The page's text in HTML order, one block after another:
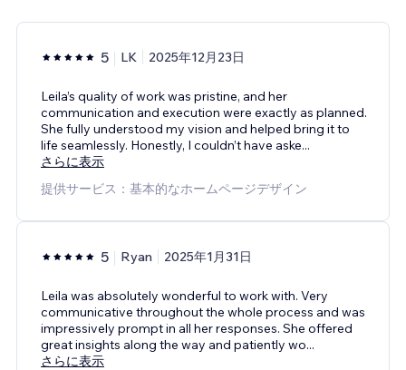
5 LK 2025年12月23日
Leila’s quality of work was pristine, and her
communication and execution were exactly as planned.
She fully understood my vision and helped bring it to
life seamlessly. Honestly, I couldn’t have aske...
さらに表示
提供サービス：基本的なホームページデザイン
5 Ryan 2025年1月31日
Leila was absolutely wonderful to work with. Very
communicative throughout the whole process and was
impressively prompt in all her responses. She offered
great insights along the way and patiently wo...
さらに表示